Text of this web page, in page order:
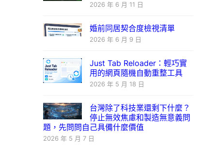
2026 年 6 月 11 日
婚前同居契合度檢視清單
2026 年 6 月 9 日
Just Tab Reloader：輕巧實
用的網頁隨機自動重整工具
2026 年 5 月 18 日
台灣除了科技業還剩下什麼？
停止無效焦慮和製造無意義問
題，先問問自己具備什麼價值
2026 年 5 月 7 日